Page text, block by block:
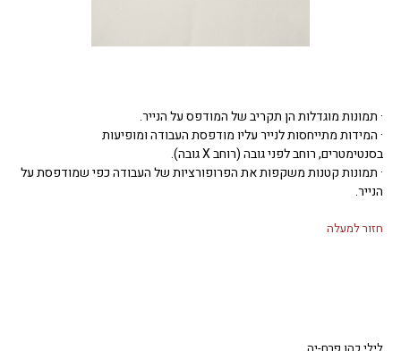
· תמונות מוגדלות הן תקריב של המודפס על הנייר.
· המידות מתייחסות לנייר עליו מודפסת העבודה ומופיעות
בסנטימטרים, רוחב לפני גובה (רוחב X גובה).
· תמונות קטנות משקפות את הפרופורציות של העבודה כפי שמודפסת על
הנייר.
חזור למעלה